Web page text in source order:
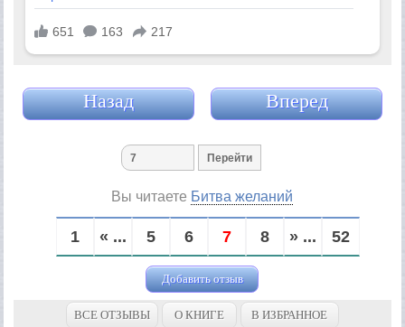
Назад Вперед
Вы читаете Битва желаний
1 « ... 5 6 7 8 » ... 52
Добавить отзыв
ВСЕ ОТЗЫВЫ О КНИГЕ В ИЗБРАННОЕ